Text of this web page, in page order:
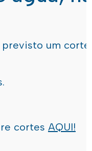
um corte
cortes AQUI!